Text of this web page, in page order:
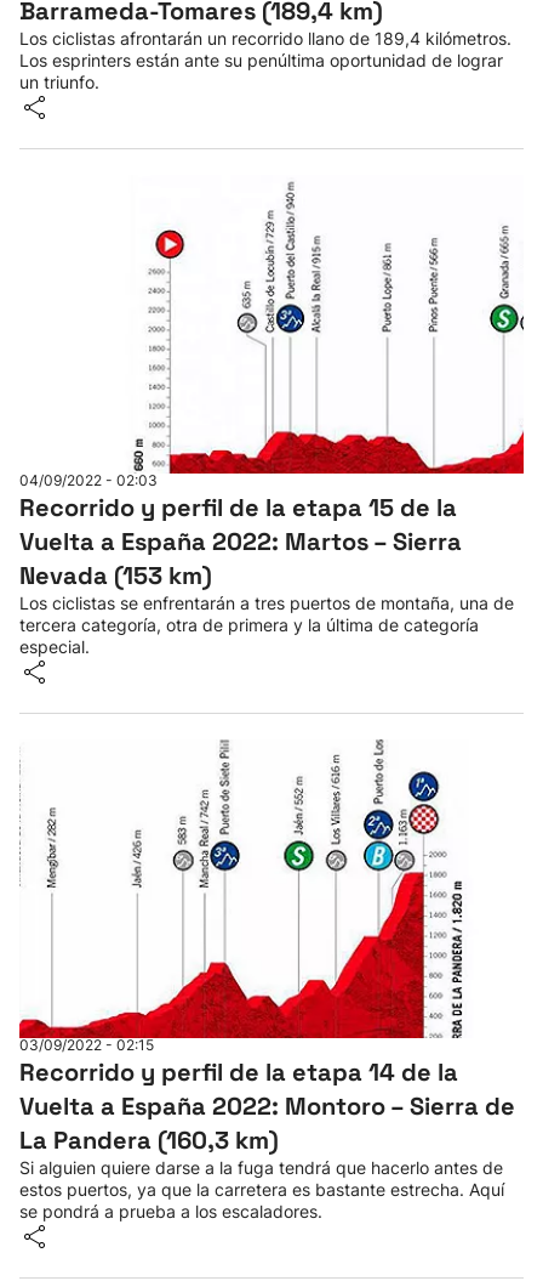
Barrameda-Tomares (189,4 km)
Los ciclistas afrontarán un recorrido llano de 189,4 kilómetros.
Los esprinters están ante su penúltima oportunidad de lograr
un triunfo.
04/09/2022 - 02:03
Recorrido y perfil de la etapa 15 de la
Vuelta a España 2022: Martos – Sierra
Nevada (153 km)
Los ciclistas se enfrentarán a tres puertos de montaña, una de
tercera categoría, otra de primera y la última de categoría
especial.
03/09/2022 - 02:15
Recorrido y perfil de la etapa 14 de la
Vuelta a España 2022: Montoro – Sierra de
La Pandera (160,3 km)
Si alguien quiere darse a la fuga tendrá que hacerlo antes de
estos puertos, ya que la carretera es bastante estrecha. Aquí
se pondrá a prueba a los escaladores.